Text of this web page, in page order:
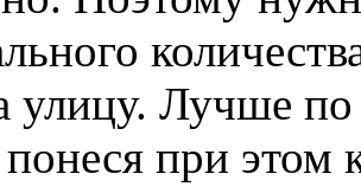
улицу. Лучше по
при этом